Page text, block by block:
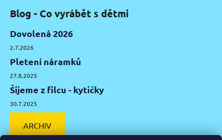
Blog - Co vyrábět s dětmi
Dovolená 2026
2.7.2026
Pletení náramků
27.8.2025
Šijeme z filcu - kytičky
30.7.2025
ARCHIV